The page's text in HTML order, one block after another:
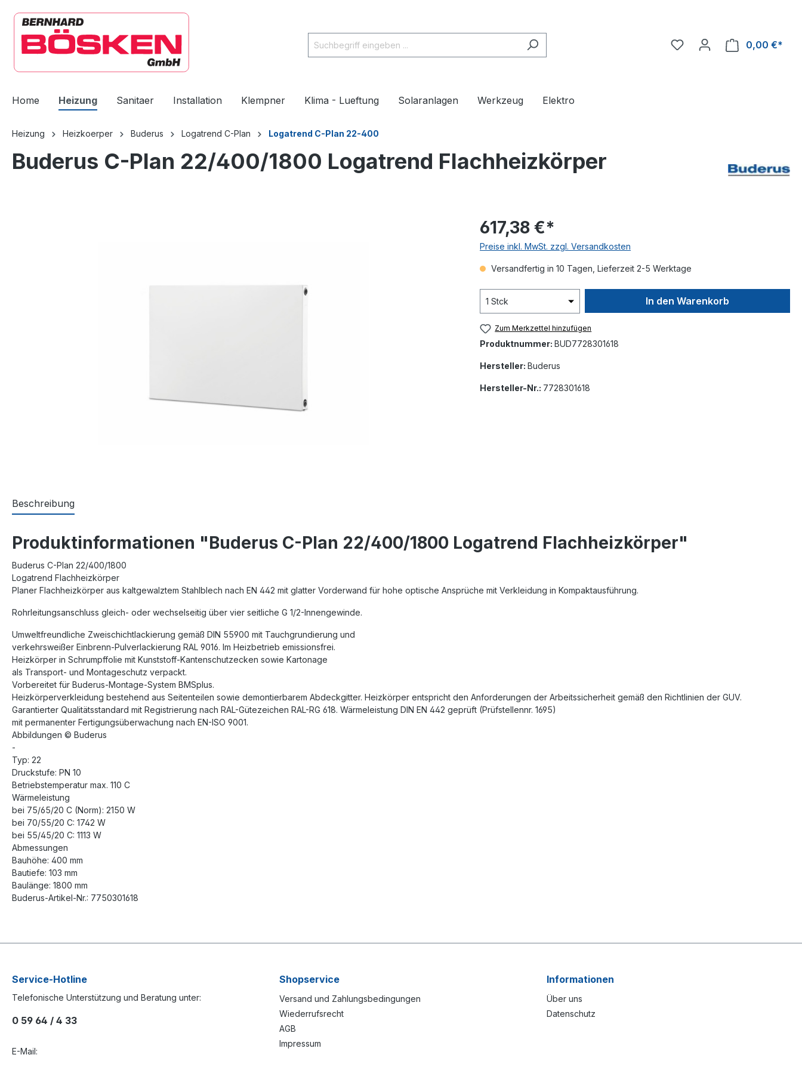
Zur Hauptnavigation springen
0,00 €*
Home Heizung Sanitaer Installation Klempner Klima - Lueftung Solaranlagen Werkzeug Elektro
Heizung Heizkoerper Buderus Logatrend C-Plan Logatrend C-Plan 22-400
Buderus C-Plan 22/400/1800 Logatrend Flachheizkörper
617,38 €*
Preise inkl. MwSt. zzgl. Versandkosten
Versandfertig in 10 Tagen, Lieferzeit 2-5 Werktage
In den Warenkorb
Zum Merkzettel hinzufügen
Produktnummer: BUD7728301618
Hersteller: Buderus
Hersteller-Nr.: 7728301618
Beschreibung
Produktinformationen "Buderus C-Plan 22/400/1800 Logatrend Flachheizkörper"
Buderus C-Plan 22/400/1800
Logatrend Flachheizkörper
Planer Flachheizkörper aus kaltgewalztem Stahlblech nach EN 442 mit glatter Vorderwand für hohe optische Ansprüche mit Verkleidung in Kompaktausführung.
Rohrleitungsanschluss gleich- oder wechselseitig über vier seitliche G 1/2-Innengewinde.
Umweltfreundliche Zweischichtlackierung gemäß DIN 55900 mit Tauchgrundierung und
verkehrsweißer Einbrenn-Pulverlackierung RAL 9016. Im Heizbetrieb emissionsfrei.
Heizkörper in Schrumpffolie mit Kunststoff-Kantenschutzecken sowie Kartonage
als Transport- und Montageschutz verpackt.
Vorbereitet für Buderus-Montage-System BMSplus.
Heizkörperverkleidung bestehend aus Seitenteilen sowie demontierbarem Abdeckgitter. Heizkörper entspricht den Anforderungen der Arbeitssicherheit gemäß den Richtlinien der GUV.
Garantierter Qualitätsstandard mit Registrierung nach RAL-Gütezeichen RAL-RG 618. Wärmeleistung DIN EN 442 geprüft (Prüfstellennr. 1695)
mit permanenter Fertigungsüberwachung nach EN-ISO 9001.
Abbildungen © Buderus
-
Typ: 22
Druckstufe: PN 10
Betriebstemperatur max. 110 C
Wärmeleistung
bei 75/65/20 C (Norm): 2150 W
bei 70/55/20 C: 1742 W
bei 55/45/20 C: 1113 W
Abmessungen
Bauhöhe: 400 mm
Bautiefe: 103 mm
Baulänge: 1800 mm
Buderus-Artikel-Nr.: 7750301618
Service-Hotline
Telefonische Unterstützung und Beratung unter:
0 59 64 / 4 33
E-Mail:
Shopservice
Versand und Zahlungsbedingungen
Wiederrufsrecht
AGB
Impressum
Informationen
Über uns
Datenschutz